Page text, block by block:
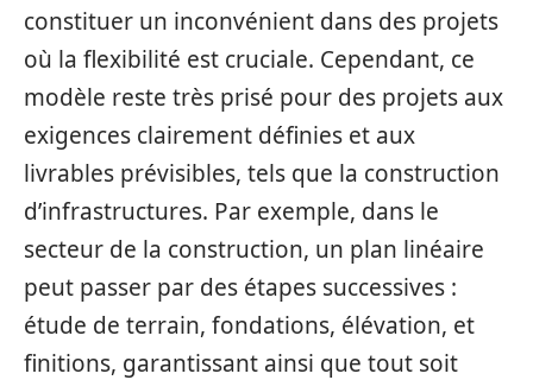
constituer un inconvénient dans des projets
où la flexibilité est cruciale. Cependant, ce
modèle reste très prisé pour des projets aux
exigences clairement définies et aux
livrables prévisibles, tels que la construction
d’infrastructures. Par exemple, dans le
secteur de la construction, un plan linéaire
peut passer par des étapes successives :
étude de terrain, fondations, élévation, et
finitions, garantissant ainsi que tout soit